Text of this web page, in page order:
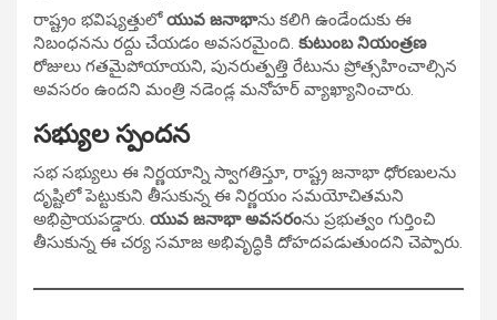
రాష్ట్రం భవిష్యత్తులోయువ జనాభాను కలిగి ఉండేందుకు ఈ
నిబంధనను రద్దు చేయడం అవసరమైంది. కుటుంబ నియంత్రణ
రోజులు గతమైపోయాయని, పునరుత్పత్తి రేటును ప్రోత్సహించాల్సిన
అవసరం ఉందని మంత్రి నడెండ్ల మనోహర్ వ్యాఖ్యానించారు.
సభ్యుల స్పందన
సభ సభ్యులు ఈ నిర్ణయాన్ని స్వాగతిస్తూ, రాష్ట్ర జనాభా ధోరణులను
దృష్టిలో పెట్టుకుని తీసుకున్న ఈ నిర్ణయం సమయోచితమని
అభిప్రాయపడ్డారు. యువ జనాభా అవసరంను ప్రభుత్వం గుర్తించి
తీసుకున్న ఈ చర్య సమాజ అభివృద్ధికి దోహదపడుతుందని చెప్పారు.